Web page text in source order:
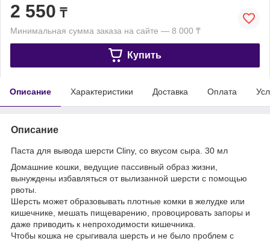
2 550 ₸
Минимальная сумма заказа на сайте — 8 000 ₸
Купить
Описание Характеристики Доставка Оплата
Описание
Паста для вывода шерсти Cliny, со вкусом сыра. 30 мл
Домашние кошки, ведущие пассивный образ жизни,
вынуждены избавляться от вылизанной шерсти с помощью
рвоты.
Шерсть может образовывать плотные комки в желудке или
кишечнике, мешать пищеварению, провоцировать запоры и
даже приводить к непроходимости кишечника.
Чтобы кошка не срыгивала шерсть и не было проблем с